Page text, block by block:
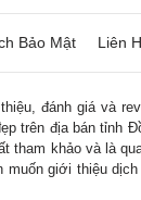
Bảo Mật Liên
đánh giá và
trên địa bán tỉnh
tham khảo và là
muốn giới thiệu